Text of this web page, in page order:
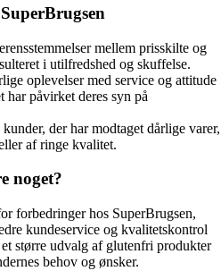
mellem prisskilte og
i utilfredshed og skuffelse.
oplevelser med service og attitude
har påvirket deres syn på
der har modtaget dårlige varer,
af ringe kvalitet.
noget?
forbedringer hos SuperBrugsen,
kundeservice og kvalitetskontrol
større udvalg af glutenfri produkter
behov og ønsker.